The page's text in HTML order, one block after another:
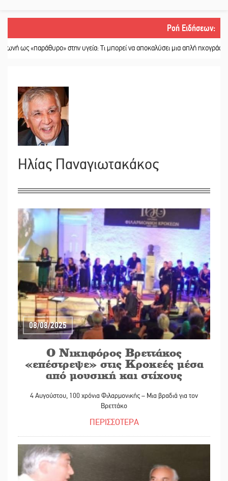
Ροή Ειδήσεων:
στην υγεία: Τι μπορεί να αποκαλύσει μια απλή ηχογράφηση || Η
Ηλίας Παναγιωτακάκος
08/08/2025
Ο Νικηφόρος Βρεττάκος
«επέστρεψε» στις Κροκεές μέσα
από μουσική και στίχους
4 Αυγούστου, 100 χρόνια Φιλαρμονικής – Μια βραδιά για τον
Βρεττάκο
ΠΕΡΙΣΣΟΤΕΡΑ